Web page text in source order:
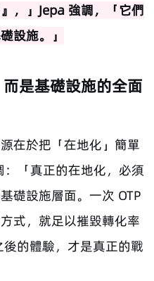
，」Jepa 強調，「它們
設施。」
是基礎設施的全面
在於把「在地化」簡單
「真正的在地化，必須
礎設施層面。一次 OTP
式，就足以摧毀轉化率
的體驗，才是真正的戰